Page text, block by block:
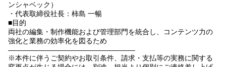
ンシャベック）
・代表取締役社長：柿島 一暢
■目的
両社の編集・制作機能および管理部門を統合し、コンテンツ力の
強化と業務の効率化を図るため
――――――――――――――――――
※本件に伴うご契約やお取引条件、請求・支払等の実務に関する